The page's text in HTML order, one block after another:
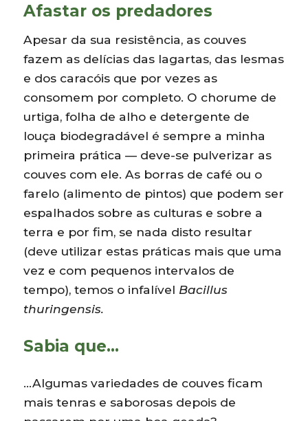
Afastar os predadores
Apesar da sua resistência, as couves
fazem as delícias das lagartas, das lesmas
e dos caracóis que por vezes as
consomem por completo. O chorume de
urtiga, folha de alho e detergente de
louça biodegradável é sempre a minha
primeira prática — deve-se pulverizar as
couves com ele. As borras de café ou o
farelo (alimento de pintos) que podem ser
espalhados sobre as culturas e sobre a
terra e por fim, se nada disto resultar
(deve utilizar estas práticas mais que uma
vez e com pequenos intervalos de
tempo), temos o infalível Bacillus
thuringensis.
Sabia que…
…Algumas variedades de couves ficam
mais tenras e saborosas depois de